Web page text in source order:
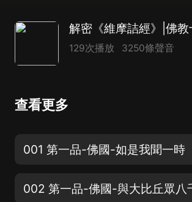
129次播放 3250條聲音
查看更多
001 第一品-佛國-如是我聞一時
002 第一品-佛國-與大比丘眾八